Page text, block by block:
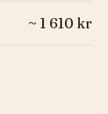
~ 1 610 kr